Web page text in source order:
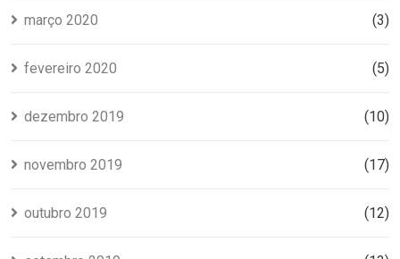
março 2020 (3)
fevereiro 2020 (5)
dezembro 2019 (10)
novembro 2019 (17)
outubro 2019 (12)